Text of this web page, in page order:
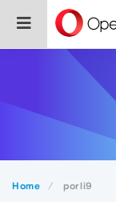
Home porli9